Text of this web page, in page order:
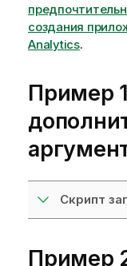
создания
Analytics.
Пример
Скрипт
Пример